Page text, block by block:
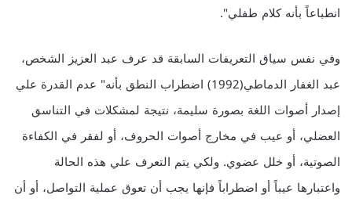
انطباعاً بأنه كلام طفلي".
وفي نفس سياق التعريفات السابقة قد عرف عبد العزيز الشخص،
عبد الغفار الدماطي(1992) اضطراب النطق بأنه" عدم القدرة علي
إصدار أصوات اللغة بصورة سليمة، نتيجة لمشكلات في التناسق
العضلي، أو عيب في مخارج أصوات الحروف، أو لفقر في الكفاءة
الصوتية، أو خلل عضوي. ولكي يتم التعرف علي هذه الحالة
واعتبارها عيباً أو اضطراباً فإنها يجب أن تعوق عملية التواصل، أو أن